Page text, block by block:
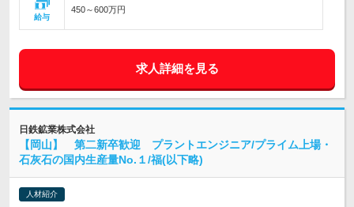
給与
450～600万円
求人詳細を見る
日鉄鉱業株式会社
【岡山】 第二新卒歓迎 プラントエンジニア/プライム上場・
石灰石の国内生産量No.１/福(以下略)
人材紹介